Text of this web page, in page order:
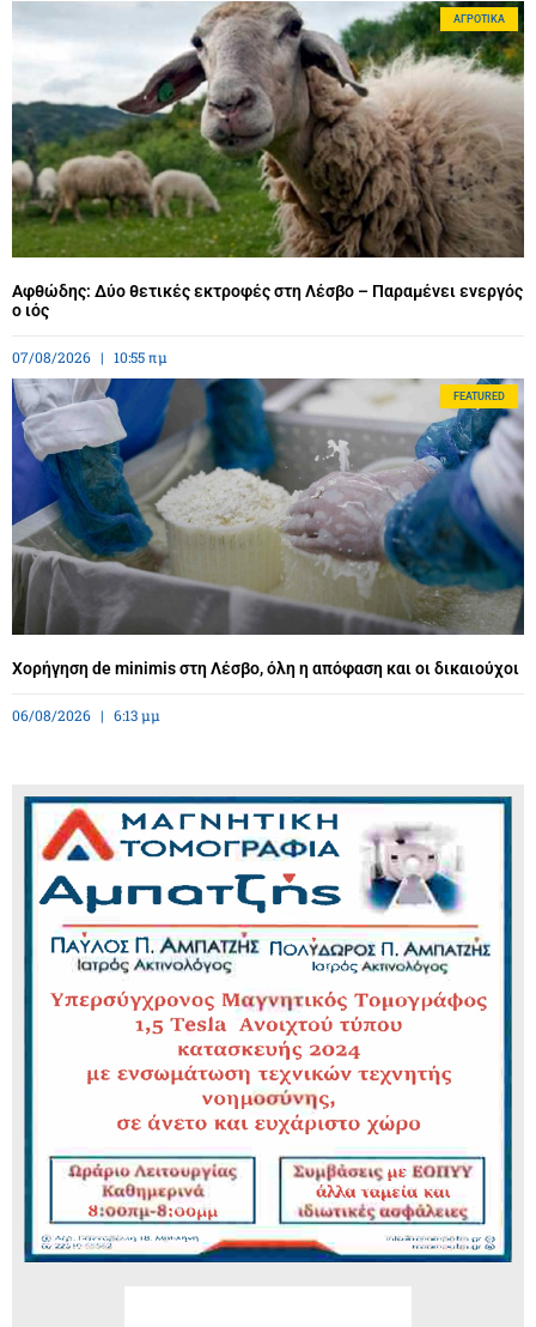
ΑΓΡΟΤΙΚΆ
Αφθώδης: Δύο θετικές εκτροφές στη Λέσβο – Παραμένει ενεργός
ο ιός
07/08/2026 10:55 πμ
FEATURED
Χορήγηση de minimis στη Λέσβο, όλη η απόφαση και οι δικαιούχοι
06/08/2026 6:13 μμ